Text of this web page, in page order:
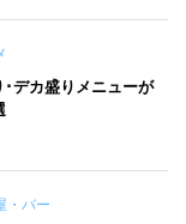
･デカ盛りメニューが
・バー